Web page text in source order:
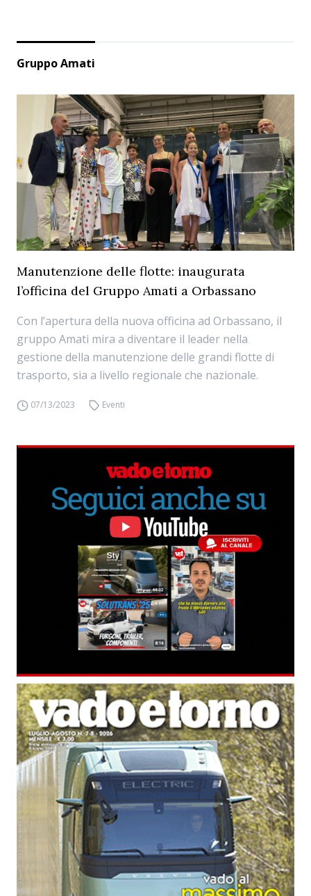
Gruppo Amati
Manutenzione delle flotte: inaugurata
l’officina del Gruppo Amati a Orbassano
Con l’apertura della nuova officina ad Orbassano, il
gruppo Amati mira a diventare il leader nella
gestione della manutenzione delle grandi flotte di
trasporto, sia a livello regionale che nazionale.
07/13/2023 Eventi